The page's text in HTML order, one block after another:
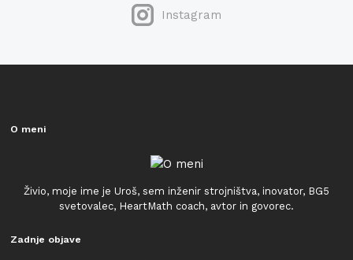
Instagram
O meni
Živio, moje ime je Uroš, sem inženir strojništva, inovator, BG5
svetovalec, HeartMath coach, avtor in govorec.
Zadnje objave